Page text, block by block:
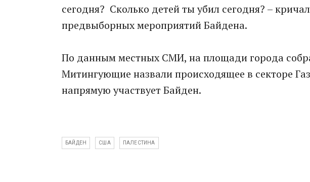
сегодня? Сколько детей ты убил сегодня? –
предвыборных мероприятий Байдена.
По данным местных СМИ, на площади города
Митингующие назвали происходящее в секторе
напрямую участвует Байден.
БАЙДЕН США ПАЛЕСТИНА